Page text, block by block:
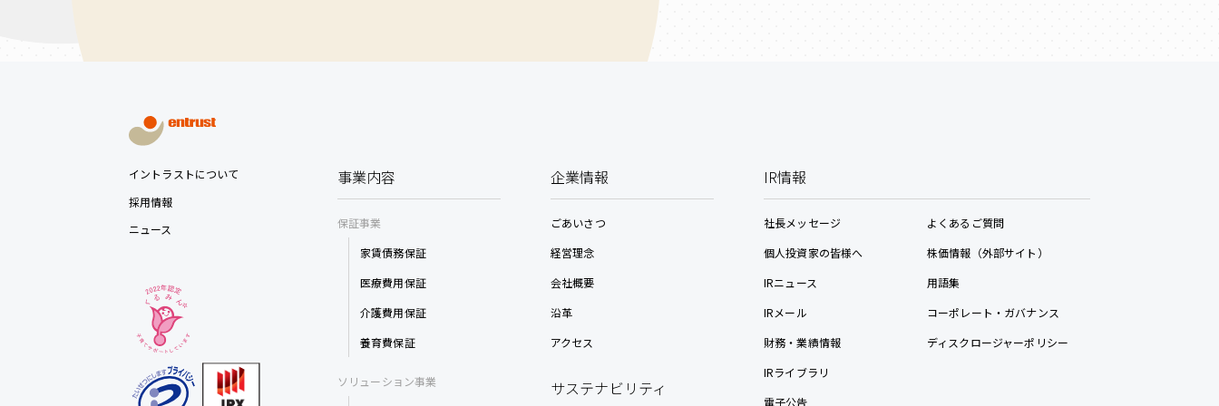
イントラストについて
採用情報
ニュース
事業内容
保証事業
家賃債務保証
医療費用保証
介護費用保証
養育費保証
ソリューション事業
企業情報
ごあいさつ
経営理念
会社概要
沿革
アクセス
サステナビリティ
IR情報
社長メッセージ
個人投資家の皆様へ
IRニュース
IRメール
財務・業績情報
IRライブラリ
電子公告
よくあるご質問
株価情報（外部サイト）
用語集
コーポレート・ガバナンス
ディスクロージャーポリシー